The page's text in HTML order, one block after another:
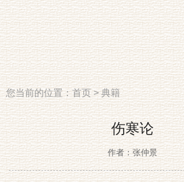
您当前的位置：首页>典籍
伤寒论
作者：张仲景